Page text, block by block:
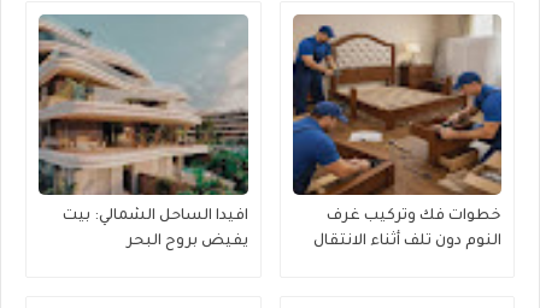
خطوات فك وتركيب غرف
النوم دون تلف أثناء الانتقال
افيدا الساحل الشمالي: بيت
يفيض بروح البحر